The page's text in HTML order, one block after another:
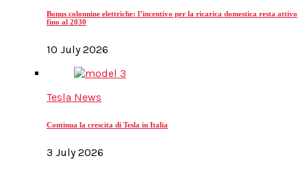
Bonus colonnine elettriche: l’incentivo per la ricarica domestica resta attivo
fino al 2030
10 July 2026
Tesla News
Continua la crescita di Tesla in Italia
3 July 2026